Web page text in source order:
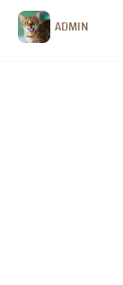
ADMIN